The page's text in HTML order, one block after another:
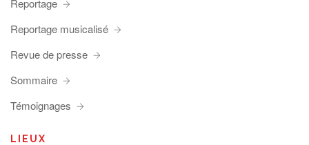
Reportage
Reportage musicalisé
Revue de presse
Sommaire
Témoignages
LIEUX